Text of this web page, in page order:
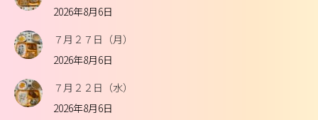
2026年8月6日
７月２７日（月）
2026年8月6日
７月２２日（水）
2026年8月6日